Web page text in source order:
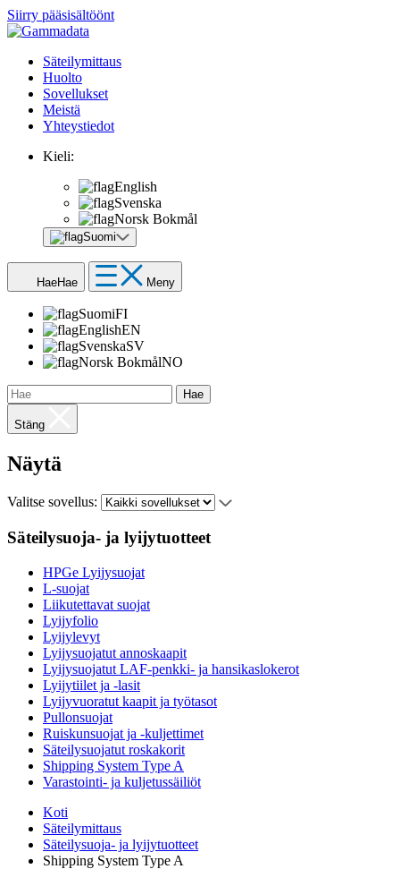
Siirry pääsisältöönt
Säteilymittaus
Huolto
Sovellukset
Meistä
Yhteystiedot
Kieli:
English
Svenska
Norsk Bokmål
Suomi
HaeHae Meny
SuomiFI
EnglishEN
SvenskaSV
Norsk BokmålNO
Hae
Stäng
Näytä
Valitse sovellus:
Säteilysuoja- ja lyijytuotteet
HPGe Lyijysuojat
L-suojat
Liikutettavat suojat
Lyijyfolio
Lyijylevyt
Lyijysuojatut annoskaapit
Lyijysuojatut LAF-penkki- ja hansikaslokerot
Lyijytiilet ja -lasit
Lyijyvuoratut kaapit ja työtasot
Pullonsuojat
Ruiskunsuojat ja -kuljettimet
Säteilysuojatut roskakorit
Shipping System Type A
Varastointi- ja kuljetussäiliöt
Koti
Säteilymittaus
Säteilysuoja- ja lyijytuotteet
Shipping System Type A